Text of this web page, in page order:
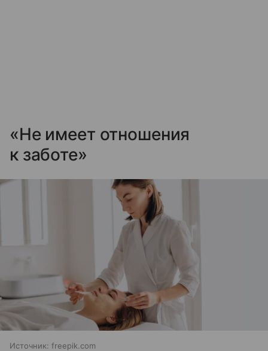
«Не имеет отношения
к заботе»
Источник: freepik.com